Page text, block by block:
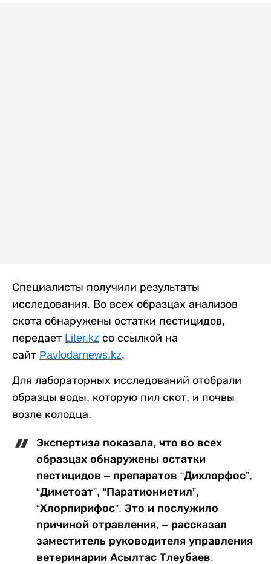
Специалисты получили результаты
исследования. Во всех образцах анализов
скота обнаружены остатки пестицидов,
передает Liter.kz со ссылкой на
сайт Pavlodarnews.kz.
Для лабораторных исследований отобрали
образцы воды, которую пил скот, и почвы
возле колодца.
Экспертиза показала, что во всех
образцах обнаружены остатки
пестицидов – препаратов “Дихлорфос”,
“Диметоат”, “Паратионметил”,
“Хлорпирифос”. Это и послужило
причиной отравления, – рассказал
заместитель руководителя управления
ветеринарии Асылтас Тлеубаев.